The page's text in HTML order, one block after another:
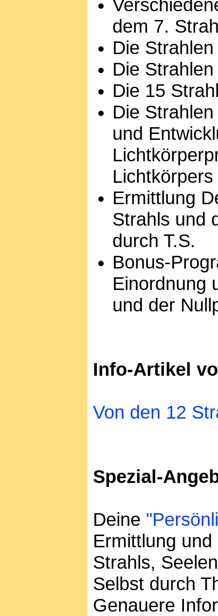
dem 7.
Die
Die
Die 15
Die
und
Lichtkörpers
Ermittlung
Strahls und
durch T.S.
Bonus-
Einordnung
und der
Info-Artikel
Von den 12
Spezial-
Deine
Ermittlung
Strahls,
Selbst durch
Genauere